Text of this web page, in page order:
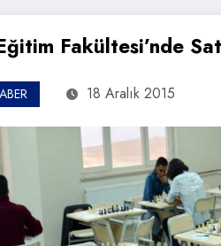
Fakültesi’nde
18 Aralık 2015